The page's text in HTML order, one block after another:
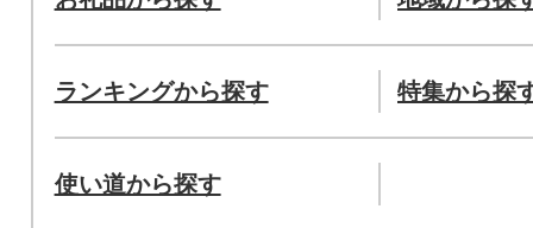
ランキングから探す 特集から探
使い道から探す